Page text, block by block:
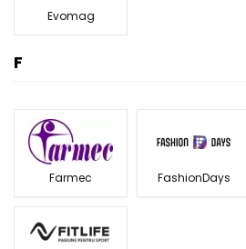
Evomag
F
Farmec FashionDays